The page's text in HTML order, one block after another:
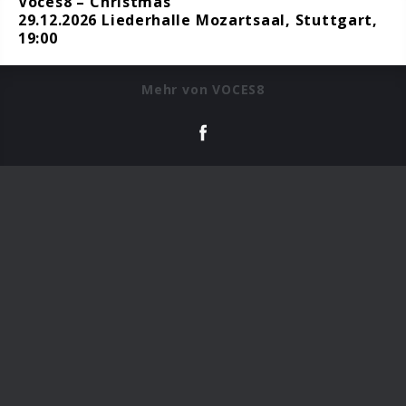
29.12.2026 Liederhalle Mozartsaal, Stuttgart,
19:00
Mehr von VOCES8